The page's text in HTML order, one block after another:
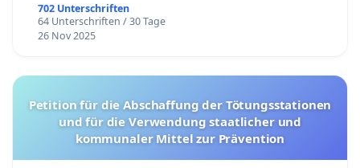
702 Unterschriften
64 Unterschriften / 30 Tage
26 Nov 2025
Petition für die Abschaffung der Tötungsstationen
und für die Verwendung staatlicher und
kommunaler Mittel zur Prävention